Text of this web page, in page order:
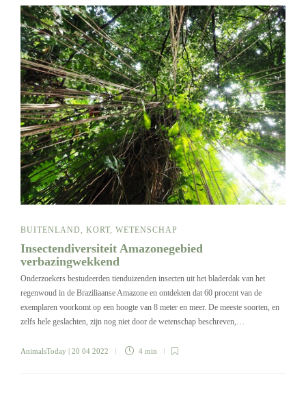
BUITENLAND, KORT, WETENSCHAP
Insectendiversiteit Amazonegebied
verbazingwekkend
Onderzoekers bestudeerden tienduizenden insecten uit het bladerdak van het
regenwoud in de Braziliaanse Amazone en ontdekten dat 60 procent van de
exemplaren voorkomt op een hoogte van 8 meter en meer. De meeste soorten, en
zelfs hele geslachten, zijn nog niet door de wetenschap beschreven,…
AnimalsToday | 20 04 2022 4 min